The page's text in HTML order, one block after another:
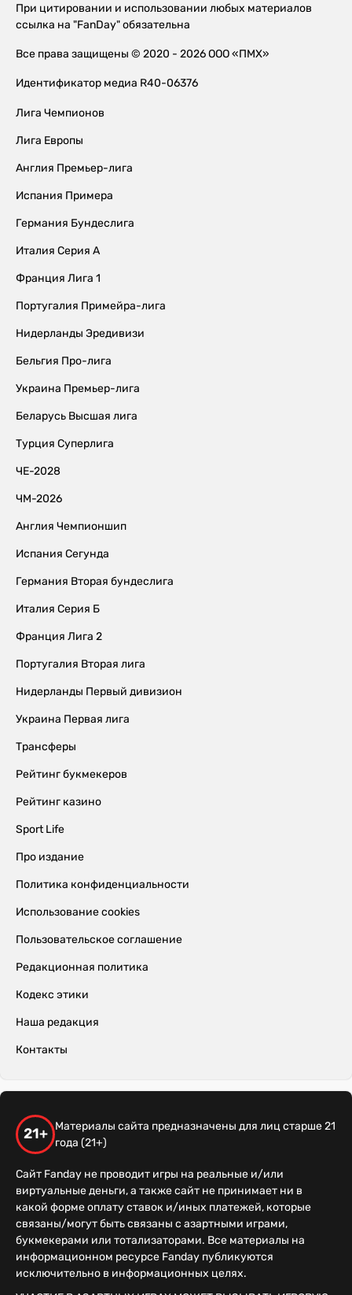
При цитировании и использовании любых материалов
ссылка на "FanDay" обязательна
Все права защищены © 2020 - 2026 ООО «ПМХ»
Идентификатор медиа R40-06376
Лига Чемпионов
Лига Европы
Англия Премьер-лига
Испания Примера
Германия Бундеслига
Италия Серия А
Франция Лига 1
Португалия Примейра-лига
Нидерланды Эредивизи
Бельгия Про-лига
Украина Премьер-лига
Беларусь Высшая лига
Турция Суперлига
ЧЕ-2028
ЧМ-2026
Англия Чемпионшип
Испания Сегунда
Германия Вторая бундеслига
Италия Серия Б
Франция Лига 2
Португалия Вторая лига
Нидерланды Первый дивизион
Украина Первая лига
Трансферы
Рейтинг букмекеров
Рейтинг казино
Sport Life
Про издание
Политика конфиденциальности
Использование cookies
Пользовательское соглашение
Редакционная политика
Кодекс этики
Наша редакция
Контакты
21+
Материалы сайта предназначены для лиц старше 21
года (21+)
Сайт Fanday не проводит игры на реальные и/или
виртуальные деньги, а также сайт не принимает ни в
какой форме оплату ставок и/иных платежей, которые
связаны/могут быть связаны с азартными играми,
букмекерами или тотализаторами. Все материалы на
информационном ресурсе Fanday публикуются
исключительно в информационных целях.